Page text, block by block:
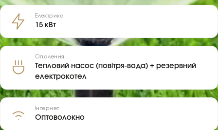
Електрика
15 кВт
Опалення
Тепловий насос (повітря-вода) + резервний
електрокотел
Інтернет
Оптоволокно